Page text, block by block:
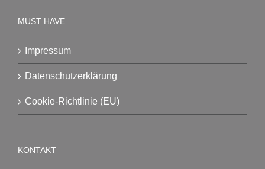
MUST HAVE
Impressum
Datenschutzerklärung
Cookie-Richtlinie (EU)
KONTAKT